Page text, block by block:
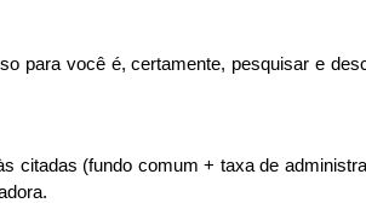
para você é, certamente, pesquisar e
citadas (fundo comum + taxa de